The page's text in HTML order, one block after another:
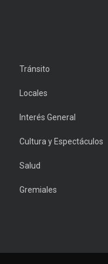
Tránsito
Locales
Interés General
Cultura y Espectáculos
Salud
Gremiales